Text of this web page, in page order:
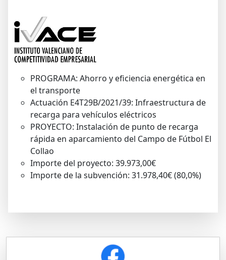
PROGRAMA: Ahorro y eficiencia energética en
el transporte
Actuación E4T29B/2021/39: Infraestructura de
recarga para vehículos eléctricos
PROYECTO: Instalación de punto de recarga
rápida en aparcamiento del Campo de Fútbol El
Collao
Importe del proyecto: 39.973,00€
Importe de la subvención: 31.978,40€ (80,0%)